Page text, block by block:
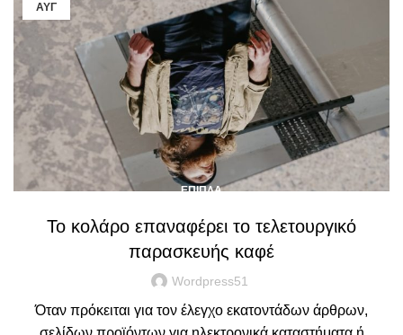
ΑΥΓ
ΈΠΙΠΛΑ
Το κολάρο επαναφέρει το τελετουργικό
παρασκευής καφέ
Wordpress51
Όταν πρόκειται για τον έλεγχο εκατοντάδων άρθρων,